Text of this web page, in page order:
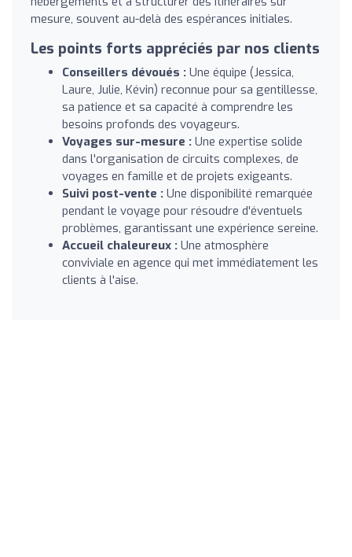
mesure, souvent au-delà des espérances initiales.
Les points forts appréciés par nos clients
Conseillers dévoués : Une équipe (Jessica,
Laure, Julie, Kévin) reconnue pour sa gentillesse,
sa patience et sa capacité à comprendre les
besoins profonds des voyageurs.
Voyages sur-mesure : Une expertise solide
dans l'organisation de circuits complexes, de
voyages en famille et de projets exigeants.
Suivi post-vente : Une disponibilité remarquée
pendant le voyage pour résoudre d'éventuels
problèmes, garantissant une expérience sereine.
Accueil chaleureux : Une atmosphère
conviviale en agence qui met immédiatement les
clients à l'aise.